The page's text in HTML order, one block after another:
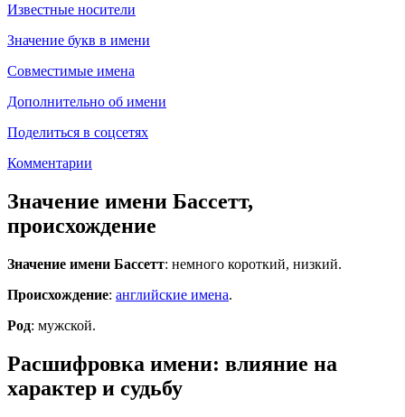
Известные носители
Значение букв в имени
Совместимые имена
Дополнительно об имени
Поделиться в соцсетях
Комментарии
Значение имени Бассетт,
происхождение
Значение имени Бассетт: немного короткий, низкий.
Происхождение: английские имена.
Род: мужской.
Расшифровка имени: влияние на
характер и судьбу